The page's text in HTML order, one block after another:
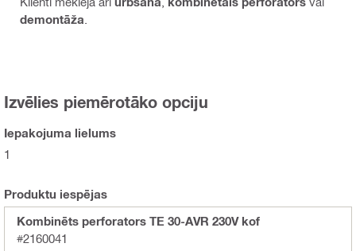
demontāža
Izvēlies piemērotāko opciju
Iepakojuma lielums
1
Produktu iespējas
Kombinēts perforators TE 30-AVR 230V kof
#2160041